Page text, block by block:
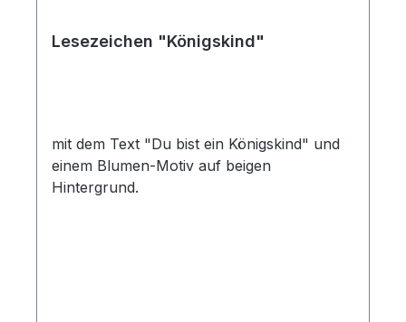
Lesezeichen "Königskind"
mit dem Text "Du bist ein Königskind" und
einem Blumen-Motiv auf beigen
Hintergrund.